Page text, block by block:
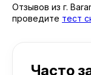
Отзывов из г.
проведите тест
Часто